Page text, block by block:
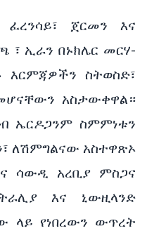
ፈረንሳይ፣ ጀርመን እና
ኢራን በኑክሌር መርሃ-
ስትወስድ፣
አስታውቀዋል።
ኤርዶጋንም ስምምነቱን
ለሽምግልናው አስተዋጽኦ
ሳውዲ አረቢያ ምስጋና
እና ኒውዚላንድ
ላይ የነበረውን ውጥረት